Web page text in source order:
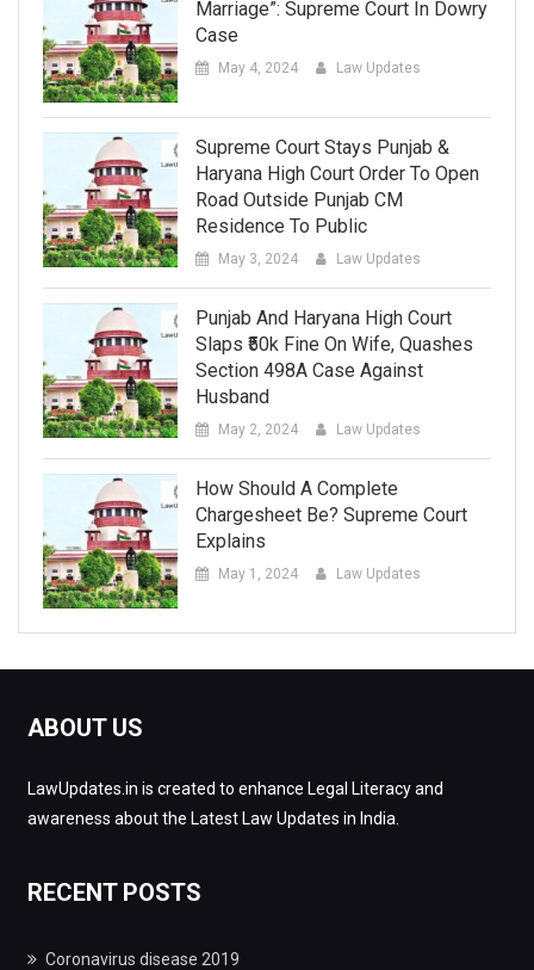
Marriage”: Supreme Court In Dowry
Case
May 4, 2024 Law Updates
Supreme Court Stays Punjab &
Haryana High Court Order To Open
Road Outside Punjab CM
Residence To Public
May 3, 2024 Law Updates
Punjab And Haryana High Court
Slaps ₹50k Fine On Wife, Quashes
Section 498A Case Against
Husband
May 2, 2024 Law Updates
How Should A Complete
Chargesheet Be? Supreme Court
Explains
May 1, 2024 Law Updates
ABOUT US
LawUpdates.in is created to enhance Legal Literacy and
awareness about the Latest Law Updates in India.
RECENT POSTS
Coronavirus disease 2019